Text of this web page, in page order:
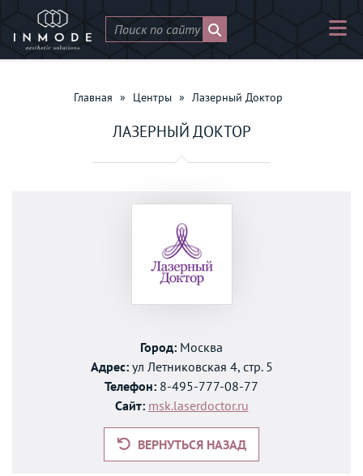
Главная » Центры » Лазерный Доктор
ЛАЗЕРНЫЙ ДОКТОР
Город: Москва
Адрес:ул Летниковская 4, стр. 5
Телефон: 8-495-777-08-77
Сайт: msk.laserdoctor.ru
ВЕРНУТЬСЯ НАЗАД